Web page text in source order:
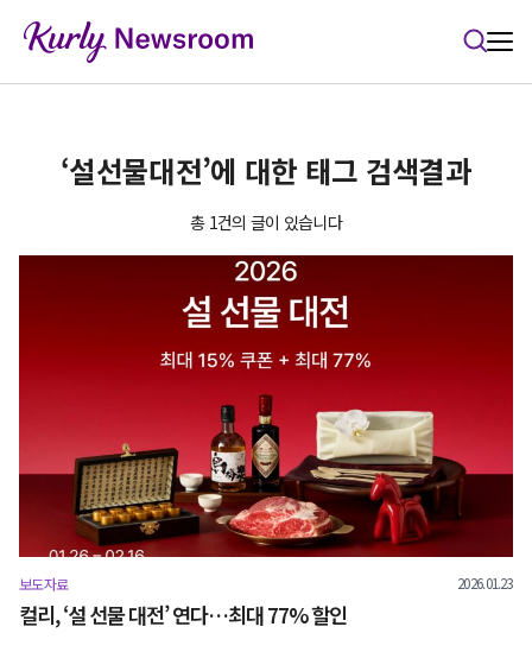
‘설선물대전’에 대한 태그 검색결과
총 1건의 글이 있습니다
보도자료 2026.01.23
컬리, ‘설 선물 대전’ 연다…최대 77% 할인